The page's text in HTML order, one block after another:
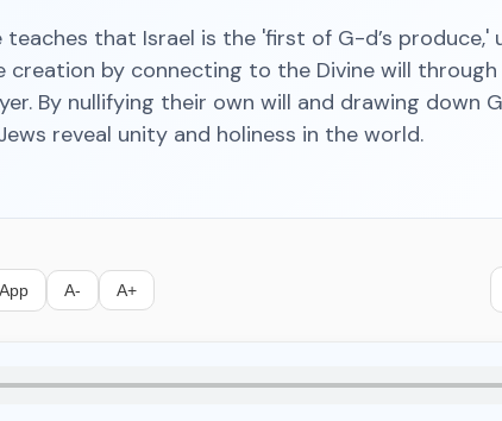
teaches that Israel is the 'first of G-d’s produce,'
creation by connecting to the Divine will through
By nullifying their own will and drawing down
reveal unity and holiness in the world.
App A- A+